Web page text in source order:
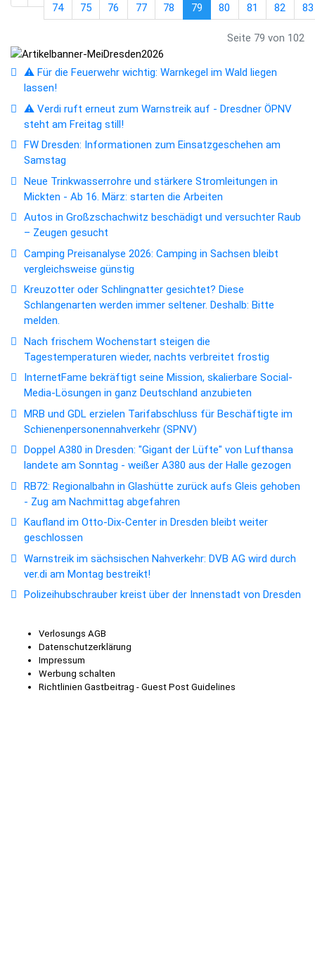
74 75 76 77 78 79 80 81 82 83
Seite 79 von 102
⚠️ Für die Feuerwehr wichtig: Warnkegel im Wald liegen
lassen!
⚠️ Verdi ruft erneut zum Warnstreik auf - Dresdner ÖPNV
steht am Freitag still!
FW Dresden: Informationen zum Einsatzgeschehen am
Samstag
Neue Trinkwasserrohre und stärkere Stromleitungen in
Mickten - Ab 16. März: starten die Arbeiten
Autos in Großzschachwitz beschädigt und versuchter Raub
– Zeugen gesucht
Camping Preisanalyse 2026: Camping in Sachsen bleibt
vergleichsweise günstig
Kreuzotter oder Schlingnatter gesichtet? Diese
Schlangenarten werden immer seltener. Deshalb: Bitte
melden.
Nach frischem Wochenstart steigen die
Tagestemperaturen wieder, nachts verbreitet frostig
InternetFame bekräftigt seine Mission, skalierbare Social-
Media-Lösungen in ganz Deutschland anzubieten
MRB und GDL erzielen Tarifabschluss für Beschäftigte im
Schienenpersonennahverkehr (SPNV)
Doppel A380 in Dresden: "Gigant der Lüfte" von Lufthansa
landete am Sonntag - weißer A380 aus der Halle gezogen
RB72: Regionalbahn in Glashütte zurück aufs Gleis gehoben
- Zug am Nachmittag abgefahren
Kaufland im Otto-Dix-Center in Dresden bleibt weiter
geschlossen
Warnstreik im sächsischen Nahverkehr: DVB AG wird durch
ver.di am Montag bestreikt!
Polizeihubschrauber kreist über der Innenstadt von Dresden
Verlosungs AGB
Datenschutzerklärung
Impressum
Werbung schalten
Richtlinien Gastbeitrag - Guest Post Guidelines